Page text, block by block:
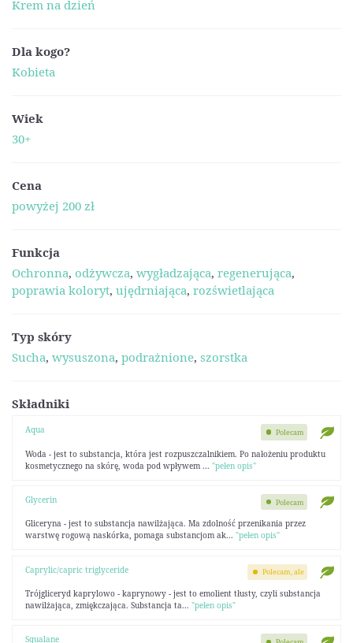
Krem na dzień
Dla kogo?
Kobieta
Wiek
30+
Cena
powyżej 200 zł
Funkcja
Ochronna, odżywcza, wygładzająca, regenerująca,
poprawia koloryt, ujędrniająca, rozświetlająca
Typ skóry
Sucha, wysuszona, podrażnione, szorstka
Składniki
Aqua
Woda - jest to substancja, która jest rozpuszczalnikiem. Po nałożeniu produktu
kosmetycznego na skórę, woda pod wpływem ... "pełen opis"
Polecam
Glycerin
Gliceryna - jest to substancja nawilżająca. Ma zdolność przenikania przez
warstwę rogową naskórka, pomaga substancjom ak... "pełen opis"
Polecam
Caprylic/capric triglyceride
Trójgliceryd kaprylowo - kaprynowy - jest to emolient tłusty, czyli substancja
nawilżająca, zmiękczająca. Substancja ta... "pełen opis"
Polecam, ale
Squalane